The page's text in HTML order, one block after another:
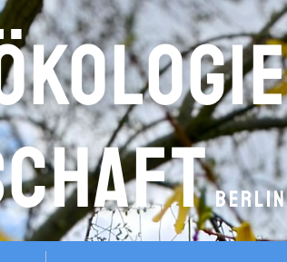
BERLIN